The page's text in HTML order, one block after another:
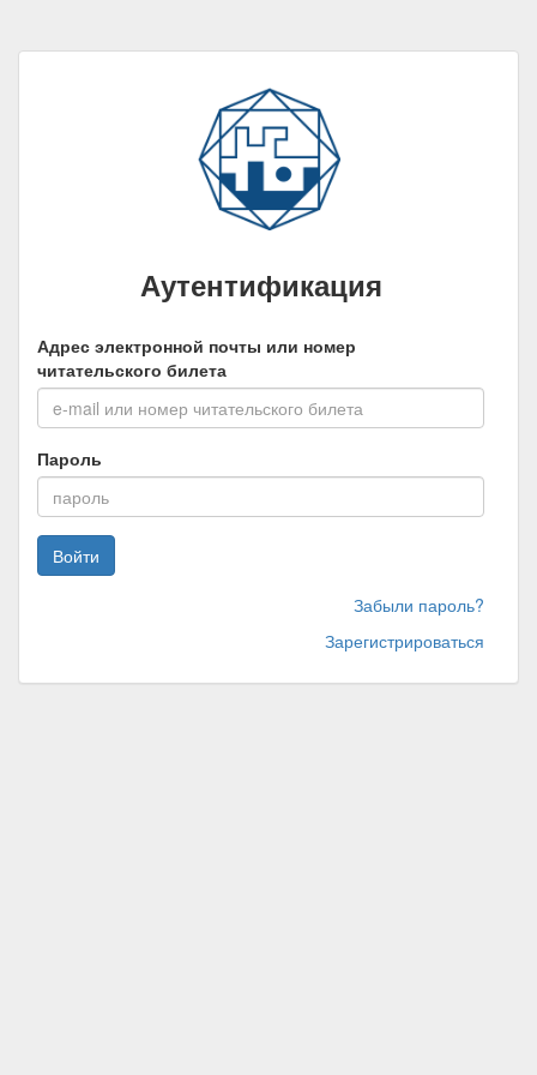
Аутентификация
Адрес электронной почты или номер
читательского билета
Пароль
Войти
Забыли пароль?
Зарегистрироваться